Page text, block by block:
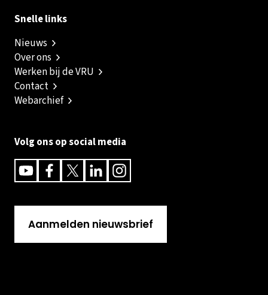
Snelle links
Nieuws
Over ons
Werken bij de VRU
Contact
Webarchief
Volg ons op social media
YoutubeFacebookTwitterLinkedinInstagram
Aanmelden nieuwsbrief